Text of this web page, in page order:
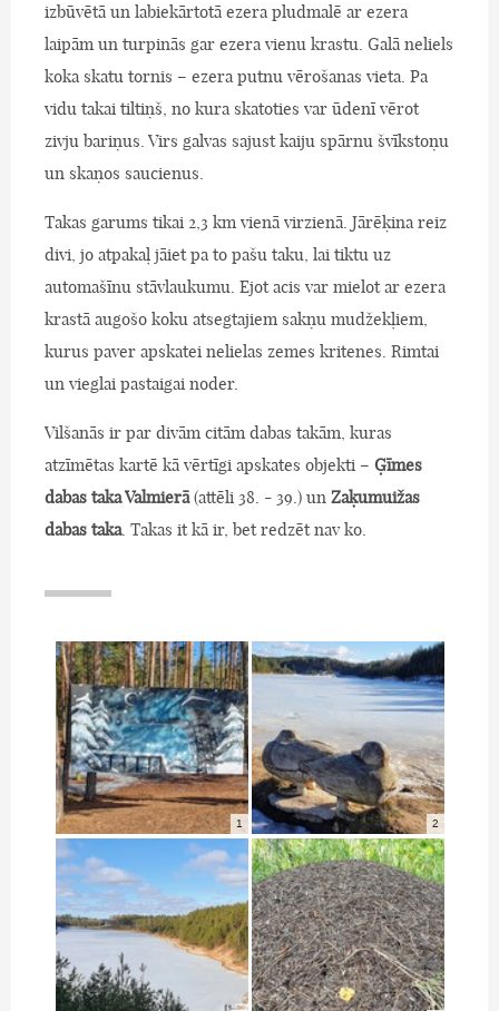
izbūvētā un labiekārtotā ezera pludmalē ar ezera
laipām un turpinās gar ezera vienu krastu. Galā neliels
koka skatu tornis – ezera putnu vērošanas vieta. Pa
vidu takai tiltiņš, no kura skatoties var ūdenī vērot
zivju bariņus. Virs galvas sajust kaiju spārnu švīkstoņu
un skaņos saucienus.
Takas garums tikai 2,3 km vienā virzienā. Jārēķina reiz
divi, jo atpakaļ jāiet pa to pašu taku, lai tiktu uz
automašīnu stāvlaukumu. Ejot acis var mielot ar ezera
krastā augošo koku atsegtajiem sakņu mudžekļiem,
kurus paver apskatei nelielas zemes kritenes. Rimtai
un vieglai pastaigai noder.
Vilšanās ir par divām citām dabas takām, kuras
atzīmētas kartē kā vērtīgi apskates objekti – Ģīmes
dabas taka Valmierā(attēli 38. - 39.) un Zaķumuižas
dabas taka. Takas it kā ir, bet redzēt nav ko.
1 2